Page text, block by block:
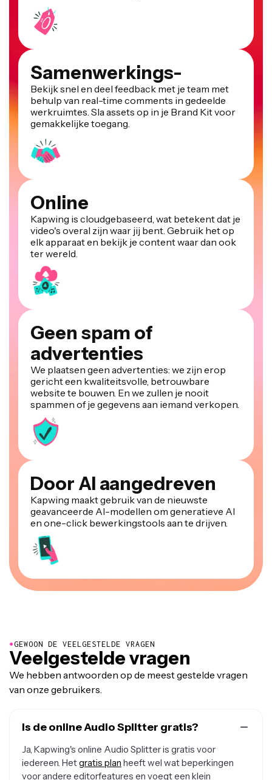
Samenwerkings-
Bekijk snel en deel feedback met je team met
behulp van real-time comments in gedeelde
werkruimtes. Sla assets op in je Brand Kit voor
gemakkelijke toegang.
Online
Kapwing is cloudgebaseerd, wat betekent dat je
video's overal zijn waar jij bent. Gebruik het op
elk apparaat en bekijk je content waar dan ook
ter wereld.
Geen spam of
advertenties
We plaatsen geen advertenties: we zijn erop
gericht een kwaliteitsvolle, betrouwbare
website te bouwen. En we zullen je nooit
spammen of je gegevens aan iemand verkopen.
Door AI aangedreven
Kapwing maakt gebruik van de nieuwste
geavanceerde AI-modellen om generatieve AI
en one-click bewerkingstools aan te drijven.
●GEWOON DE VEELGESTELDE VRAGEN
Veelgestelde vragen
We hebben antwoorden op de meest gestelde vragen
van onze gebruikers.
Is de online Audio Splitter gratis?
Ja, Kapwing's online Audio Splitter is gratis voor
iedereen. Hetgratis plan heeft wel wat beperkingen
voor andere editorfeatures en voegt een klein